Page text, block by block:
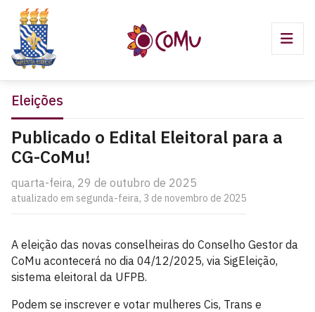
Eleições
Publicado o Edital Eleitoral para a
CG-CoMu!
quarta-feira, 29 de outubro de 2025
atualizado em segunda-feira, 3 de novembro de 2025
A eleição das novas conselheiras do Conselho Gestor da
CoMu acontecerá no dia 04/12/2025, via SigEleição,
sistema eleitoral da UFPB.
Podem se inscrever e votar mulheres Cis, Trans e